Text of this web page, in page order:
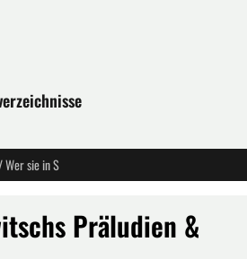
Wer sie in S
Präludien &